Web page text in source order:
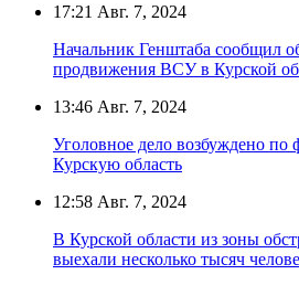
17:21 Авг. 7, 2024
Начальник Генштаба сообщил
продвижения ВСУ в Курской
13:46 Авг. 7, 2024
Уголовное дело возбуждено
Курскую область
12:58 Авг. 7, 2024
В Курской области из зоны
выехали несколько тысяч